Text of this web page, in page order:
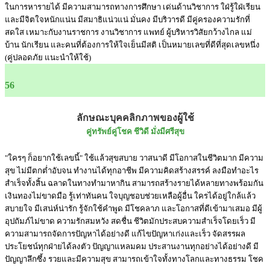
ในการหารายได้ มีความสามารถทางการศึกษา เด่นด้านวิชาการ ใฝ่รู้ใฝ่เรียน
และมีจิตใจหนักแน่น มีสมาธิแน่วแน่ มั่นคง มีบริวารดี มีคู่ครองความรักที่
สดใส เหมาะกับงานราชการ งานวิชาการ แพทย์ ผู้บริหารวิสัยกว้างไกล แม่
บ้าน นักเรียน และคนที่ต้องการให้ใจเย็นมีสติ เป็นหมายเลขที่ดีที่สุดเลขหนึ่ง
(คู่ปลอดภัย แนะนำให้ใช้)
56
ลักษณะบุคคลิกภาพของผู้ใช้
คู่ทรัพย์คู่โชค ชีวิดี มั่งมีศรีสุข
"ใครๆ ก็อยากใช้เลขนี้" ใช้แล้วสุขสบาย วาสนาดี มีโอกาสในชีวิตมาก มีความ
สุข ไม่มีตกต่ำอับจน ทำงานได้ทุกอาชีพ มีความคิดสร้างสรรค์ ลงมือทำอะไร
สำเร็จทั้งสิ้น ฉลาดในทางทำมาหากิน สามารถสร้างรายได้หลายทางพร้อมกัน
เงินทองไม่ขาดมือ รู้เท่าทันคน ใจบุญชอบช่วยเหลือผู้อื่น ใครได้อยู่ใกล้แล้ว
สบายใจ มีเสน่ห์น่ารัก รู้จักใช้คำพูด มีโชคลาภ และโอกาสที่ดีเข้ามาเสมอ มีผู้
อุปถัมภ์ไม่ขาด ความรักสมหวัง สดชื่น ชีวิตมักประสบความสำเร็จโดยเร็ว มี
ความสามารถจัดการปัญหาได้อย่างดี แก้ไขปัญหาเก่งและเร็ว จัดสรรผล
ประโยชน์ทุกฝ่ายได้ลงตัว ปัญญาแหลมคม ประสานงานทุกอย่างได้อย่างดี มี
ปัญญาลึกซึ้ง รวยและมีความสุข สามารถเข้าใจทั้งทางโลกและทางธรรม โชค